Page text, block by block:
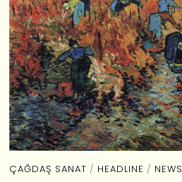
ÇAĞDAŞ SANAT / HEADLINE / NEWS